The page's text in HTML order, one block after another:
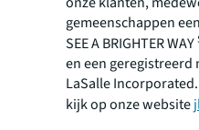
gemeenschappen
SEE A BRIGHTER WAY
en een geregistreerd
LaSalle
kijk op onze website